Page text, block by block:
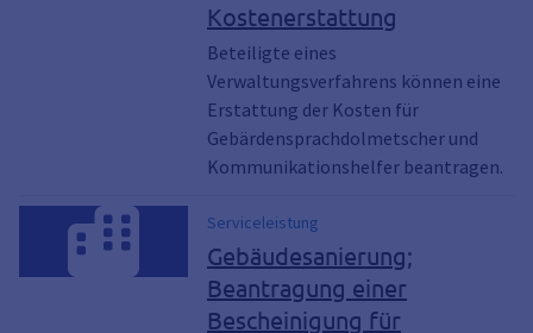
Kostenerstattung
Beteiligte eines
Verwaltungsverfahrens können eine
Erstattung der Kosten für
Gebärdensprachdolmetscher und
Kommunikationshelfer beantragen.
Serviceleistung
Gebäudesanierung;
Beantragung einer
Bescheinigung für